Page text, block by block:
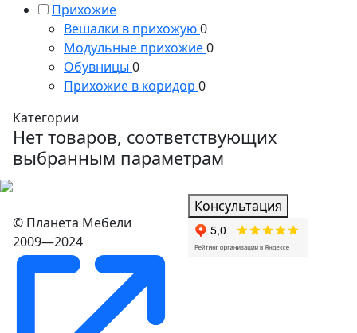
Прихожие
Вешалки в прихожую0
Модульные прихожие0
Обувницы 0
Прихожие в коридор 0
Категории
Нет товаров, соответствующих
выбранным параметрам
© Планета Мебели
2009—2024
Консультация